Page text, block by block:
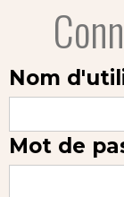
Nom
Mot de